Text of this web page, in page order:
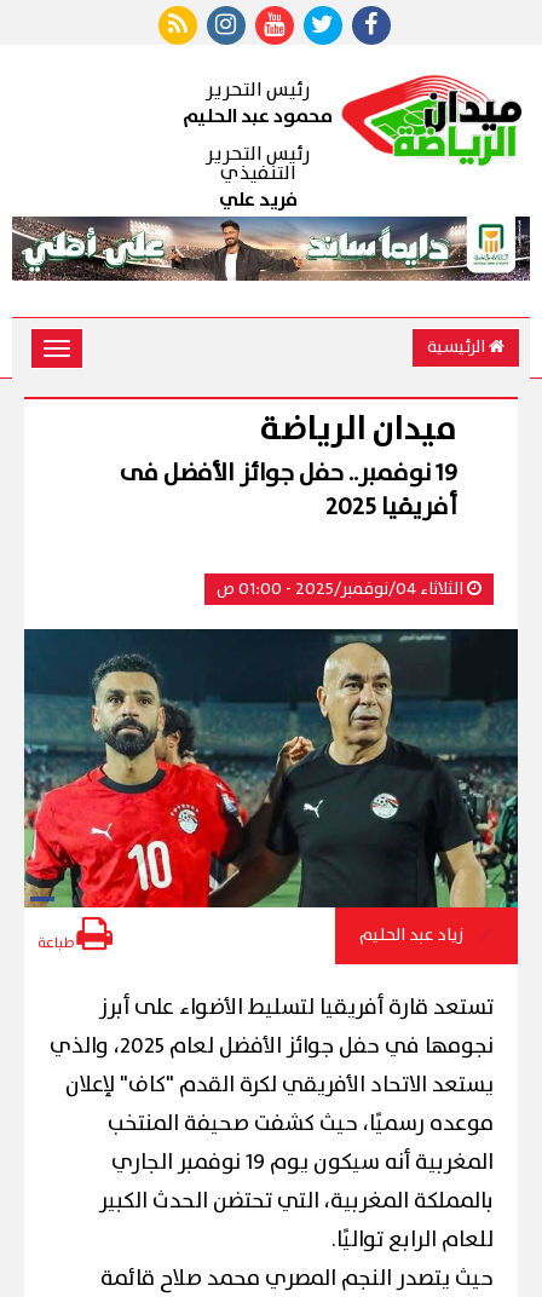
رئيس التحرير
محمود عبد الحليم
رئيس التحرير
التنفيذي
فريد علي
الرئيسية
Toggle
ميدان الرياضة
19 نوفمبر.. حفل جوائز الأفضل فى
أفريقيا 2025
الثلاثاء 04/نوفمبر/2025 - 01:00 ص
زياد عبد الحليم طباعة
تستعد قارة أفريقيا لتسليط الأضواء على أبرز
نجومها في حفل جوائز الأفضل لعام 2025، والذي
يستعد الاتحاد الأفريقي لكرة القدم "كاف" لإعلان
موعده رسميًا، حيث كشفت صحيفة المنتخب
المغربية أنه سيكون يوم 19 نوفمبر الجاري
بالمملكة المغربية، التي تحتضن الحدث الكبير
للعام الرابع تواليًا.
حيث يتصدر النجم المصري محمد صلاح قائمة